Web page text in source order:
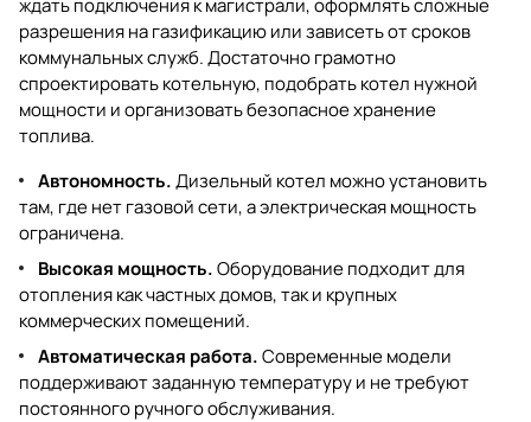
ждать подключения к магистрали, оформлять сложные
разрешения на газификацию или зависеть от сроков
коммунальных служб. Достаточно грамотно
спроектировать котельную, подобрать котел нужной
мощности и организовать безопасное хранение
топлива.
Автономность.Дизельный котел можно установить
там, где нет газовой сети, а электрическая мощность
ограничена.
Высокая мощность.Оборудование подходит для
отопления как частных домов, так и крупных
коммерческих помещений.
Автоматическая работа.Современные модели
поддерживают заданную температуру и не требуют
постоянного ручного обслуживания.